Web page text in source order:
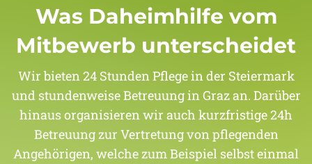
Was Daheimhilfe vom
Mitbewerb unterscheidet
Wir bieten 24 Stunden Pflege in der Steiermark
und stundenweise Betreuung in Graz an. Darüber
hinaus organisieren wir auch kurzfristige 24h
Betreuung zur Vertretung von pflegenden
Angehörigen, welche zum Beispiel selbst einmal